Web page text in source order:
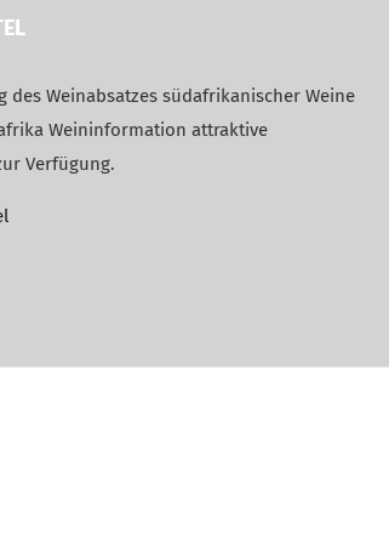
des Weinabsatzes südafrikanischer Weine
Weininformation attraktive
Verfügung.